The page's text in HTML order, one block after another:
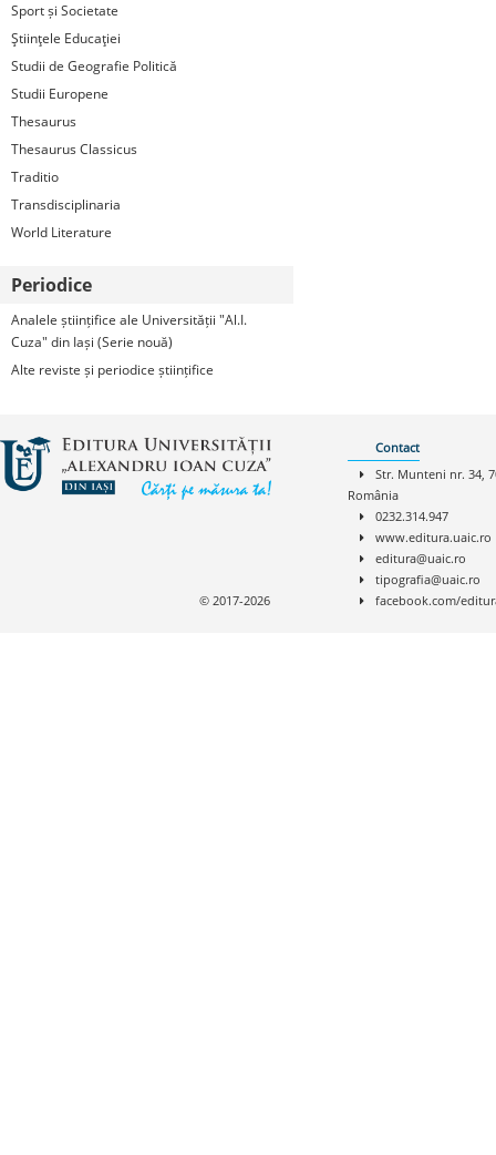
Sport și Societate
Ştiinţele Educaţiei
Studii de Geografie Politică
Studii Europene
Thesaurus
Thesaurus Classicus
Traditio
Transdisciplinaria
World Literature
Periodice
Analele științifice ale Universității "Al.I.
Cuza" din Iași (Serie nouă)
Alte reviste și periodice științifice
Contact
Str. Munteni nr. 34,
România
0232.314.947
www.editura.uaic.ro
editura@uaic.ro
tipografia@uaic.ro
facebook.com/
© 2017-2026